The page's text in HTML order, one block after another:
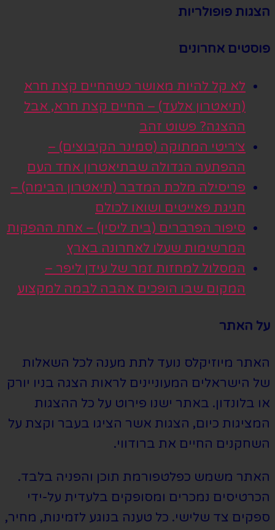
הצגות פופולריות
פוסטים אחרונים
לא קל להיות מאושר כשהחיים קצת חרא
(תיאטרון אלעד) – החיים קצת חרא, אבל
ההצגה? פשוט זהב
צ׳ריטי המתוקה (סמינר הקיבוצים) –
ההפתעה הגדולה שבתיאטרון אחד העם
פריסילה מלכת המדבר (תיאטרון הבימה) –
חגיגת פאייטים ושואו לכולם
סיפור הפרברים (בית ליסין) – אחת ההפקות
המרשימות שעלו לאחרונה בארץ
המסלול למחזות זמר של עידן ליפר –
המקום שבו הופכים אהבה לבמה למקצוע
על האתר
האתר מיוזיקלס נועד לתת מענה לכל השאלות
של הישראלים המעוניינים לראות הצגה בניו יורק
או בלונדון. באתר ישנו פירוט על כל ההצגות
המציגות כיום, הצגות אשר הציגו בעבר וקצת על
השחקנים החיים את ברודווי.
האתר משמש כפלטפורמת תוכן והפניה בלבד.
הכרטיסים נמכרים ומסופקים בלעדית על-ידי
ספקים צד שלישי. כל טענה בנוגע לזמינות, מחיר,